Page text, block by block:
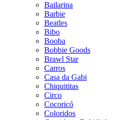
Bailarina
Barbie
Beatles
Bibo
Booba
Bobbie Goods
Brawl Star
Carros
Casa da Gabi
Chiquititas
Circo
Cocoricó
Coloridos